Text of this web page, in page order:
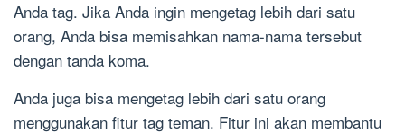
Anda tag. Jika Anda ingin mengetag lebih dari satu
orang, Anda bisa memisahkan nama-nama tersebut
dengan tanda koma.
Anda juga bisa mengetag lebih dari satu orang
menggunakan fitur tag teman. Fitur ini akan membantu